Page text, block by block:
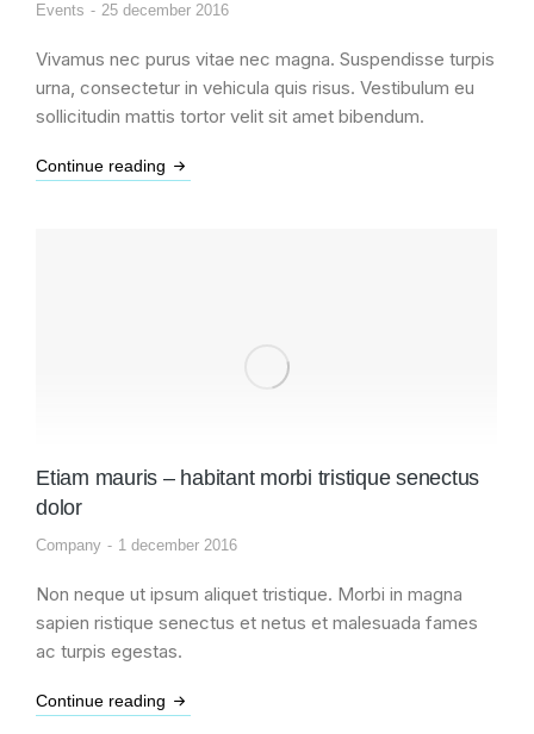
Events 25 december 2016
Vivamus nec purus vitae nec magna. Suspendisse turpis
urna, consectetur in vehicula quis risus. Vestibulum eu
sollicitudin mattis tortor velit sit amet bibendum.
Continue reading
Etiam mauris – habitant morbi tristique senectus
dolor
Company 1 december 2016
Non neque ut ipsum aliquet tristique. Morbi in magna
sapien ristique senectus et netus et malesuada fames
ac turpis egestas.
Continue reading